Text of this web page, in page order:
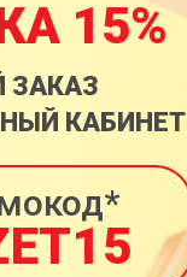
15%
ЗАКАЗ
КАБИНЕТ